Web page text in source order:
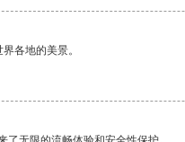
各地的美景。